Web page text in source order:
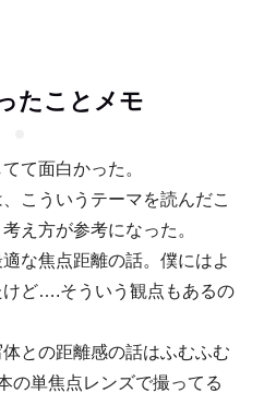
たことメモ
て面白かった。
こういうテーマを読んだこ
え方が参考になった。
な焦点距離の話。僕にはよ
けど….そういう観点もあるの
との距離感の話はふむふむ
の単焦点レンズで撮ってる